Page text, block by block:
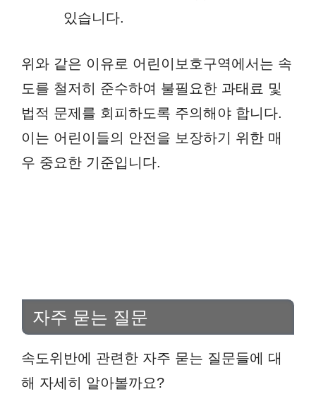
있습니다.
위와 같은 이유로 어린이보호구역에서는 속
도를 철저히 준수하여 불필요한 과태료 및
법적 문제를 회피하도록 주의해야 합니다.
이는 어린이들의 안전을 보장하기 위한 매
우 중요한 기준입니다.
자주 묻는 질문
속도위반에 관련한 자주 묻는 질문들에 대
해 자세히 알아볼까요?